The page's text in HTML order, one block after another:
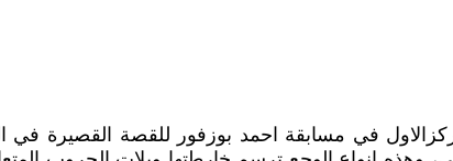
في مسابقة احمد بوزفور للقصة القصيرة في